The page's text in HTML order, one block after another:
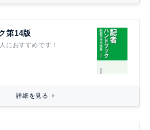
第14版
におすすめです！
詳細を見る